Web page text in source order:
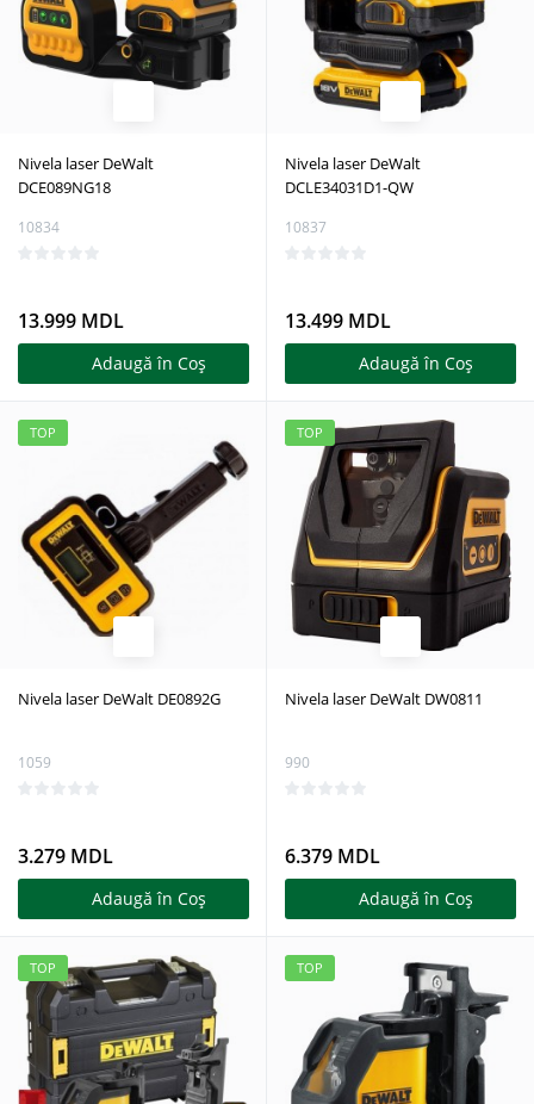
Nivela laser DeWalt
DCE089NG18
10834
13.999 MDL
Adaugă în Coş
Nivela laser DeWalt
DCLE34031D1-QW
10837
13.499 MDL
Adaugă în Coş
TOP
Nivela laser DeWalt DE0892G
1059
3.279 MDL
Adaugă în Coş
TOP
Nivela laser DeWalt DW0811
990
6.379 MDL
Adaugă în Coş
TOP TOP